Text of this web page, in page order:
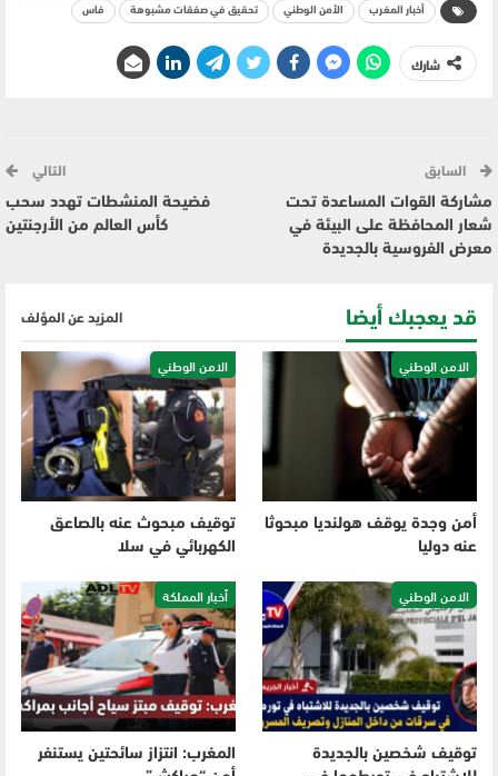
أخبار المغرب الأمن الوطني تحقيق في صفقات مشبوهة فاس
شارك
السابق
مشاركة القوات المساعدة تحت
شعار المحافظة على البيئة في
معرض الفروسية بالجديدة
التالي
فضيحة المنشطات تهدد سحب
كأس العالم من الأرجنتين
قد يعجبك أيضا المزيد عن المؤلف
الامن الوطني
أمن وجدة يوقف هولنديا مبحوثا
عنه دوليا
الامن الوطني
توقيف مبحوث عنه بالصاعق
الكهربائي في سلا
الامن الوطني
توقيف شخصين بالجديدة
أخبار المملكة
المغرب: انتزاز سائحتين يستنفر